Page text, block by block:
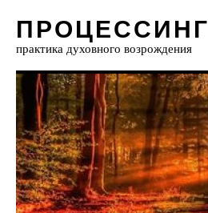
ПРОЦЕССИНГ
практика духовного возрождения